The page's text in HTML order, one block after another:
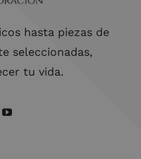
hasta piezas de
seleccionadas,
tu vida.